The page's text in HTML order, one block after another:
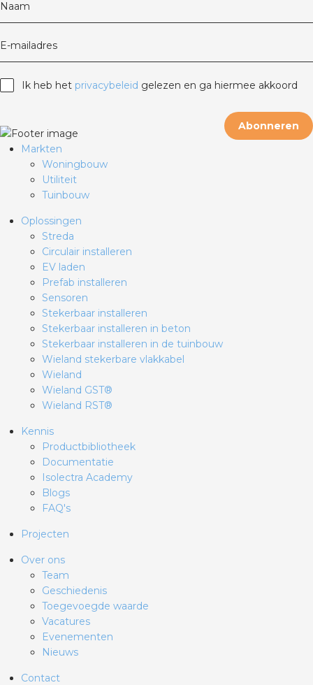
Naam
E-mailadres
Ik heb het privacybeleid gelezen en ga hiermee akkoord
Abonneren
Markten
Woningbouw
Utiliteit
Tuinbouw
Oplossingen
Streda
Circulair installeren
EV laden
Prefab installeren
Sensoren
Stekerbaar installeren
Stekerbaar installeren in beton
Stekerbaar installeren in de tuinbouw
Wieland stekerbare vlakkabel
Wieland
Wieland GST®
Wieland RST®
Kennis
Productbibliotheek
Documentatie
Isolectra Academy
Blogs
FAQ's
Projecten
Over ons
Team
Geschiedenis
Toegevoegde waarde
Vacatures
Evenementen
Nieuws
Contact